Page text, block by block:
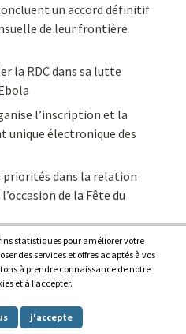
un accord définitif
de leur frontière
la RDC dans sa lutte
l’inscription et la
unique électronique des
priorités dans la relation
de la Fête du
du continent en continu
.| Theme: Awaken by
statistiques pour améliorer votre
des services et offres adaptés à vos
à prendre connaissance de notre
et à l’accepter.
j'accepte